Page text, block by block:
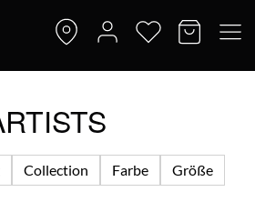
Collection Farbe
Größe